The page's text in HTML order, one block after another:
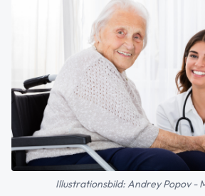
Illustrationsbild: Andrey Popov -